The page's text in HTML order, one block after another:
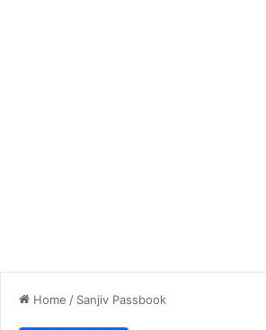
Home / Sanjiv Passbook